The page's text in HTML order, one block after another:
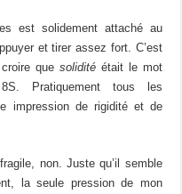
est solidement attaché au
et tirer assez fort. C’est
que soliditéétait le mot
Pratiquement tous les
impression de rigidité et de
non. Juste qu’il semble
la seule pression de mon